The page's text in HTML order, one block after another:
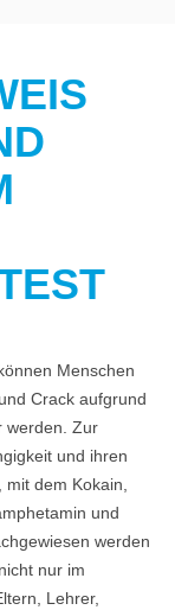
Menschen
Crack aufgrund
werden. Zur
und ihren
mit dem Kokain,
und
werden
nur im
Lehrer,